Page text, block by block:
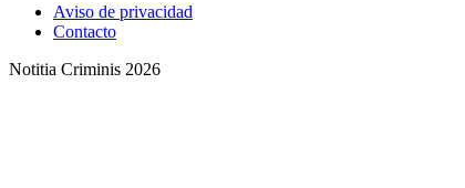
Aviso de privacidad
Contacto
Notitia Criminis 2026